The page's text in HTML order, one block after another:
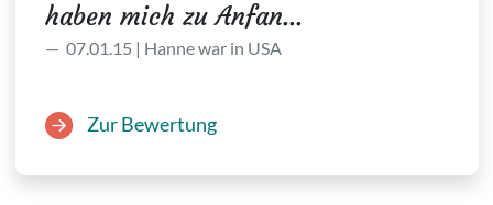
haben mich zu Anfan...
07.01.15 | Hanne war in USA
Zur Bewertung